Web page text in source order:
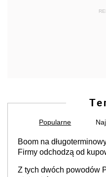
Popularne
Boom na
Firmy odchodzą od
Z tych dwóch powodów